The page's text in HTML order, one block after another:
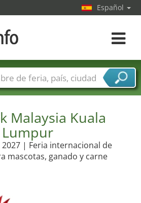
Malaysia Kuala
Lumpur
2027 | Feria internacional de
mascotas, ganado y carne
Español
toggle
Países
Ciudades
de servicios